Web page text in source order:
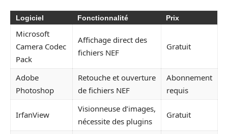
Logiciel Fonctionnalité Prix
Microsoft
Camera Codec
Pack
Affichage direct des
fichiers NEF
Gratuit
Adobe
Photoshop
Retouche et ouverture
de fichiers NEF
Abonnement
requis
IrfanView
Visionneuse d’images,
nécessite des plugins
Gratuit